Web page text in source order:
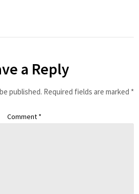
a Reply
published. Required fields are marked *
Comment *